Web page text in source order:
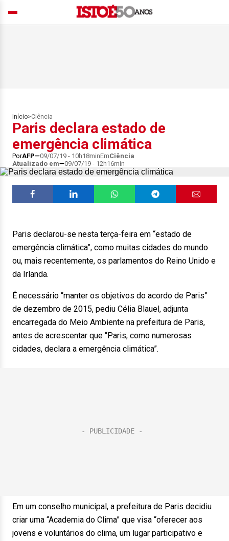
Início>Ciência
Paris declara estado de
emergência climática
PorAFP 09/07/19 - 10h18minEmCiência
Atualizado em
09/07/19 - 12h16min
Paris declarou-se nesta terça-feira em “estado de
emergência climática”, como muitas cidades do mundo
ou, mais recentemente, os parlamentos do Reino Unido e
da Irlanda.
É necessário “manter os objetivos do acordo de Paris”
de dezembro de 2015, pediu Célia Blauel, adjunta
encarregada do Meio Ambiente na prefeitura de Paris,
antes de acrescentar que “Paris, como numerosas
cidades, declara a emergência climática”.
Em um conselho municipal, a prefeitura de Paris decidiu
criar uma “Academia do Clima” que visa “oferecer aos
jovens e voluntários do clima, um lugar participativo e